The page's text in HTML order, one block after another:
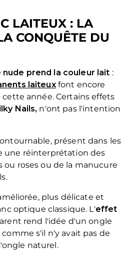
LAITEUX : LA
CONQUÊTE DU
nude prend la couleur lait :
laiteuxfont encore
année. Certains effets
Nails, n'ont pas l'intention
présent dans les
une réinterprétation des
ou roses ou de la manucure
plus délicate et
optique classique. L'effet
rend l'idée d'un ongle
s'il n'y avait pas de
naturel.